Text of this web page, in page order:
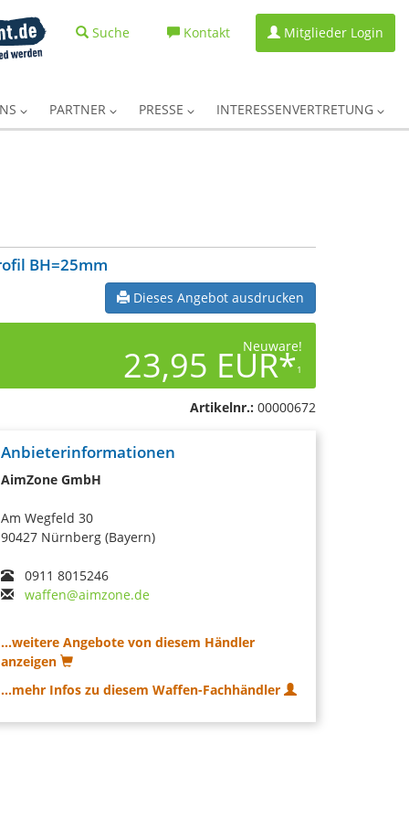
Suche Kontakt Mitglieder Login
PARTNER PRESSE INTERESSENVERTRETUNG
BH=25mm
Dieses Angebot ausdrucken
Neuware!
23,95 EUR*1
Artikelnr.: 00000672
Anbieterinformationen
AimZone GmbH
Am Wegfeld 30
90427 Nürnberg (Bayern)
0911 8015246
waffen@aimzone.de
...weitere Angebote von diesem Händler
anzeigen
...mehr Infos zu diesem Waffen-Fachhändler